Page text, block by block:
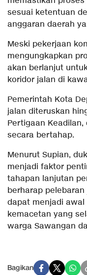
sesuai ketentuan
anggaran daerah
Meski pekerjaan
mengungkapkan
akan berlanjut
koridor jalan di
Pemerintah Kota
jalan diteruskan
Pertigaan Keadilan,
secara bertahap.
Menurut Supian,
menjadi faktor
tahapan lanjutan
berharap
dapat menjadi
kemacetan yang
warga Sawangan
Bagikan